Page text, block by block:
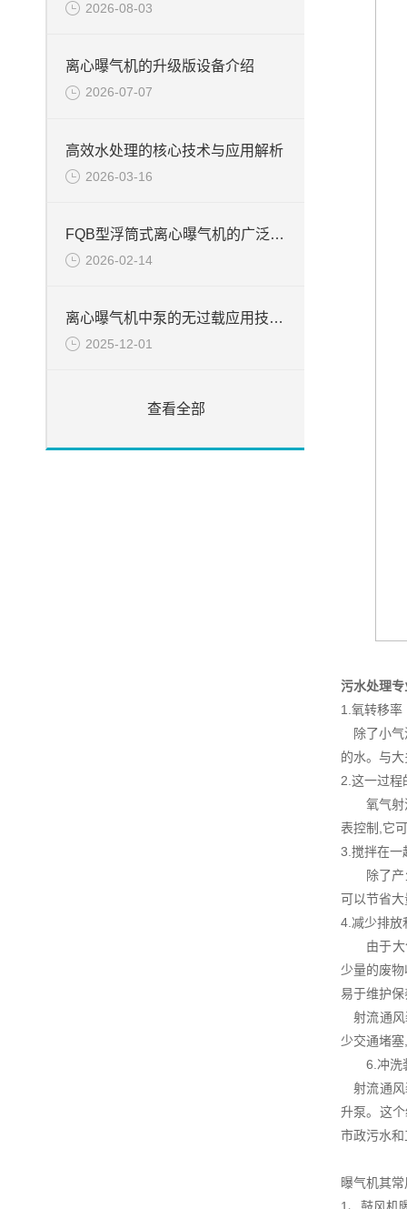
2026-08-03
离心曝气机的升级版设备介绍
2026-07-07
高效水处理的核心技术与应用解析
2026-03-16
FQB型浮筒式离心曝气机的广泛应用
2026-02-14
离心曝气机中泵的无过载应用技术说明
2025-12-01
查看全部
污水处理
1.氧转移率
除了小气
的水。与
2.这一过程
氧气射流
表控制,它
3.搅拌在一
除了产生
可以节省
4.减少排放
由于大气
少量的废
易于维护
射流通风
少交通堵
6.冲洗
射流通风
升泵。这
市政污水
曝气机其